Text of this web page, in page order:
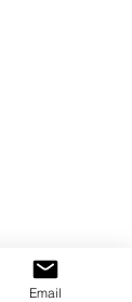
Email